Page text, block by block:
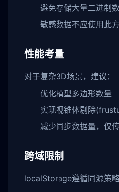
避免存储大量二进制
敏感数据不应使用此
性能考量
对于复杂3D场景，建议：
优化模型多边形数量
实现视锥体剔除
减少同步数据量，仅
跨域限制
localStorage遵循同源策